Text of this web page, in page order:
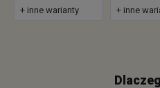
+ inne warianty + inne